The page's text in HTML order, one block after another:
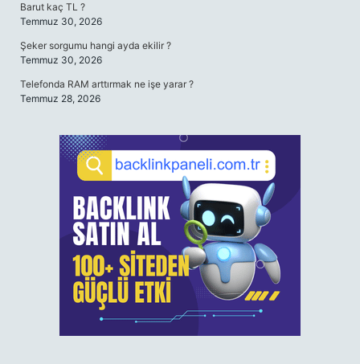
Barut kaç TL ?
Temmuz 30, 2026
Şeker sorgumu hangi ayda ekilir ?
Temmuz 30, 2026
Telefonda RAM arttırmak ne işe yarar ?
Temmuz 28, 2026